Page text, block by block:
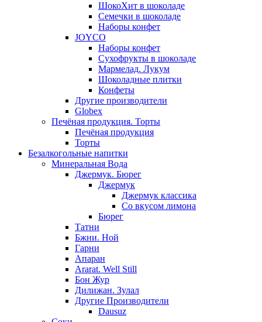
ШокоХит в шоколаде
Семечки в шоколаде
Наборы конфет
JOYCO
Наборы конфет
Сухофрукты в шоколаде
Мармелад. Лукум
Шоколадные плитки
Конфеты
Другие производители
Globex
Печёная продукция. Торты
Печёная продукция
Торты
Безалкогольные напитки
Минеральная Вода
Джермук. Бюрег
Джермук
Джермук классика
Со вкусом лимона
Бюрег
Татни
Бжни. Ной
Гарни
Апаран
Ararat. Well Still
Бон Жур
Дилижан. Зулал
Другие Производители
Dausuz